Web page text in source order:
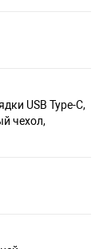
USB Type-C,
чехол,